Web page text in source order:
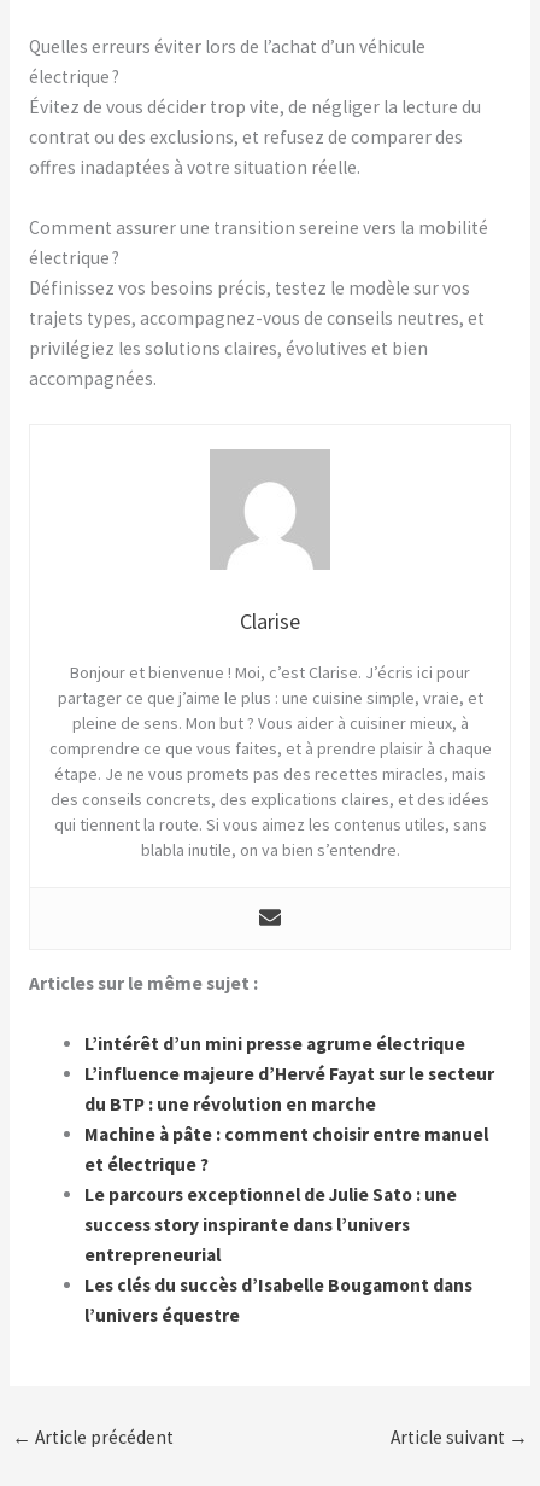
Quelles erreurs éviter lors de l’achat d’un véhicule
électrique ?
Évitez de vous décider trop vite, de négliger la lecture du
contrat ou des exclusions, et refusez de comparer des
offres inadaptées à votre situation réelle.
Comment assurer une transition sereine vers la mobilité
électrique ?
Définissez vos besoins précis, testez le modèle sur vos
trajets types, accompagnez-vous de conseils neutres, et
privilégiez les solutions claires, évolutives et bien
accompagnées.
Clarise
Bonjour et bienvenue ! Moi, c’est Clarise. J’écris ici pour
partager ce que j’aime le plus : une cuisine simple, vraie, et
pleine de sens. Mon but ? Vous aider à cuisiner mieux, à
comprendre ce que vous faites, et à prendre plaisir à chaque
étape. Je ne vous promets pas des recettes miracles, mais
des conseils concrets, des explications claires, et des idées
qui tiennent la route. Si vous aimez les contenus utiles, sans
blabla inutile, on va bien s’entendre.
Articles sur le même sujet :
L’intérêt d’un mini presse agrume électrique
L’influence majeure d’Hervé Fayat sur le secteur
du BTP : une révolution en marche
Machine à pâte : comment choisir entre manuel
et électrique ?
Le parcours exceptionnel de Julie Sato : une
success story inspirante dans l’univers
entrepreneurial
Les clés du succès d’Isabelle Bougamont dans
l’univers équestre
← Article précédent Article suivant →